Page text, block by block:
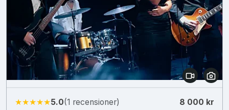
★★★★★5.0(1 recensioner) 8 000 kr